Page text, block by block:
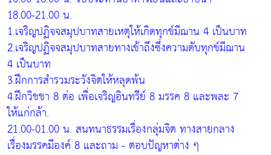
18.00-21.00 น.
1.เจริญปฏิจจสมุปบาทสายเหตุให้เกิดทุกข์มีฌาน 4 เป็นบาท
2.เจริญปฏิจจสมุปบาทสายทางเข้าถึงซึ่งความดับทุกข์มีฌาน
4 เป็นบาท
3.ฝึกการสำรวมระวังจิตให้หลุดพ้น
4.ฝึกวิชชา 8 ต่อ เพื่อเจริญอินทรีย์ 8 มรรค 8 และพละ 7
ให้แก่กล้า.
21.00-01.00 น. สนทนาธรรมเรื่องกลุ่มจิต ทางสายกลาง
เรื่องมรรคมีองค์ 8 และถาม - ตอบปัญหาต่าง ๆ